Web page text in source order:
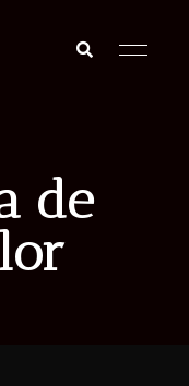
de